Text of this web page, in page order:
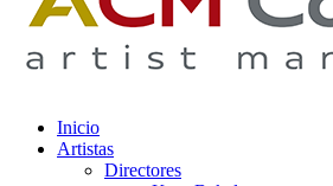
Inicio
Artistas
Directores